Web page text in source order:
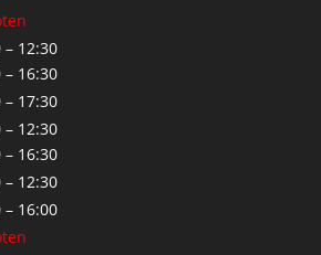
– 12:30
– 16:30
– 17:30
– 12:30
– 16:30
– 12:30
– 16:00